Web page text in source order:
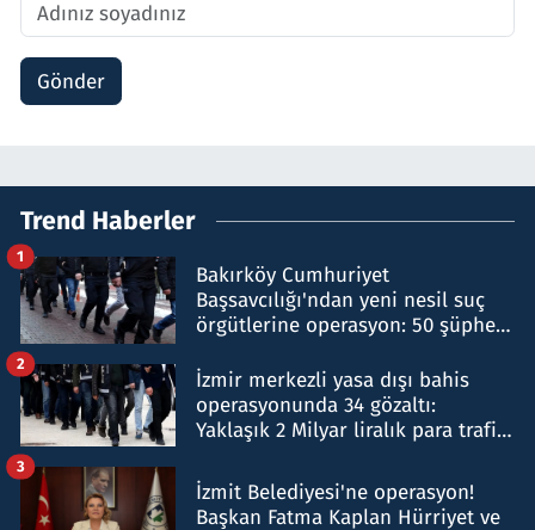
Gönder
Trend Haberler
Bakırköy Cumhuriyet
Başsavcılığı'ndan yeni nesil suç
örgütlerine operasyon: 50 şüpheli
1
İzmir merkezli yasa dışı bahis
operasyonunda 34 gözaltı:
Yaklaşık 2 Milyar liralık para trafiği
2
İzmit Belediyesi'ne operasyon!
Başkan Fatma Kaplan Hürriyet ve
3